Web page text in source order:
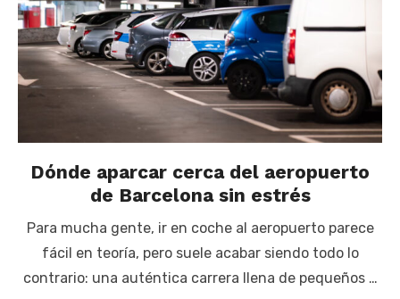
Dónde aparcar cerca del aeropuerto
de Barcelona sin estrés
Para mucha gente, ir en coche al aeropuerto parece
fácil en teoría, pero suele acabar siendo todo lo
contrario: una auténtica carrera llena de pequeños …